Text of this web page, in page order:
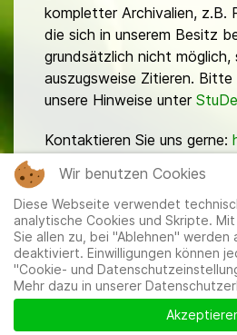
kompletter Archivalien, z.B.
die sich in unserem Besitz
grundsätzlich nicht möglich,
auszugsweise Zitieren.
unsere Hinweise unter
Kontaktieren Sie uns gerne:
Mitglieder|Impressum|
und
Wir benutzen Cookies
Diese Webseite verwendet
analytische Cookies und Skripte.
Sie allen zu, bei "Ablehnen" werden
deaktiviert. Einwilligungen können
"Cookie- und
Mehr dazu in unserer